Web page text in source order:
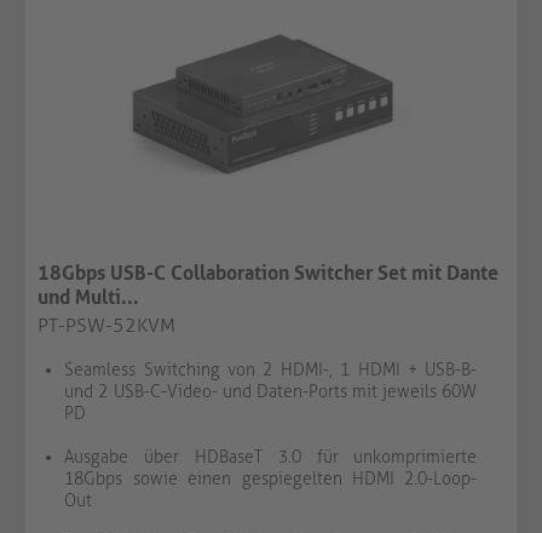
18Gbps USB-C Collaboration Switcher Set mit Dante
und Multi...
PT-PSW-52KVM
Seamless Switching von 2 HDMI-, 1 HDMI + USB-B-
und 2 USB-C-Video- und Daten-Ports mit jeweils 60W
PD
Ausgabe über HDBaseT 3.0 für unkomprimierte
18Gbps sowie einen gespiegelten HDMI 2.0-Loop-
Out